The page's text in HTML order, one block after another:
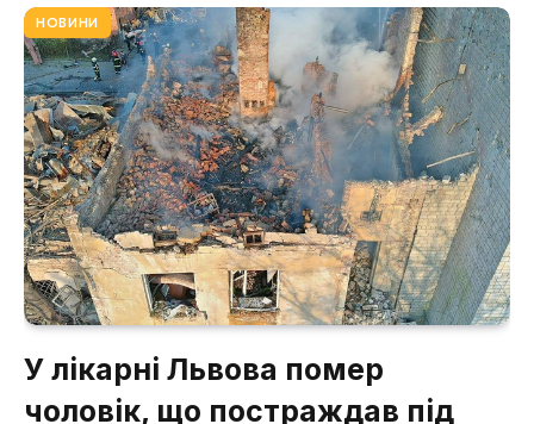
НОВИНИ
У лікарні Львова помер
чоловік, що постраждав під